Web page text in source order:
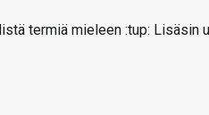
termiä mieleen :tup: Lisäsin